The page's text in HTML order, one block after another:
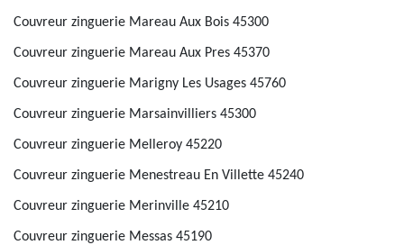
Couvreur zinguerie Mareau Aux Bois 45300
Couvreur zinguerie Mareau Aux Pres 45370
Couvreur zinguerie Marigny Les Usages 45760
Couvreur zinguerie Marsainvilliers 45300
Couvreur zinguerie Melleroy 45220
Couvreur zinguerie Menestreau En Villette 45240
Couvreur zinguerie Merinville 45210
Couvreur zinguerie Messas 45190